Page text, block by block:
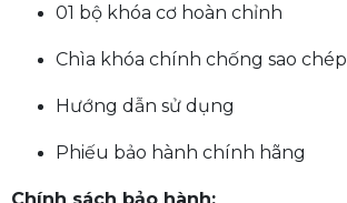
01 bộ khóa cơ hoàn chỉnh
Chìa khóa chính chống sao chép
Hướng dẫn sử dụng
Phiếu bảo hành chính hãng